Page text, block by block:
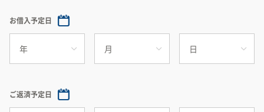
お借入予定日
ご返済予定日